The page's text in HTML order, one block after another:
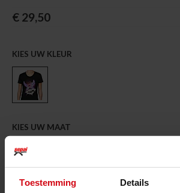
Toestemming Details
€ 29,50
KIES UW KLEUR
KIES UW MAAT
Large
Toevoegen